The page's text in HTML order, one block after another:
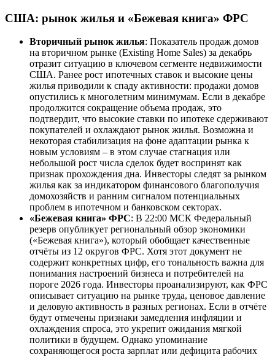
США: рынок жилья и «Бежевая книга» ФРС
Вторичный рынок жилья: Показатель продаж домов
на вторичном рынке (Existing Home Sales) за декабрь
отразит ситуацию в ключевом сегменте недвижимости
США. Ранее рост ипотечных ставок и высокие цены
жилья приводили к спаду активности: продажи домов
опустились к многолетним минимумам. Если в декабре
продолжится сокращение объема продаж, это
подтвердит, что высокие ставки по ипотеке сдерживают
покупателей и охлаждают рынок жилья. Возможна и
некоторая стабилизация на фоне адаптации рынка к
новым условиям – в этом случае стагнация или
небольшой рост числа сделок будет воспринят как
признак прохождения дна. Инвесторы следят за рынком
жилья как за индикатором финансового благополучия
домохозяйств и ранним сигналом потенциальных
проблем в ипотечном и банковском секторах.
«Бежевая книга» ФРС: В 22:00 МСК Федеральный
резерв опубликует региональный обзор экономики
(«Бежевая книга»), который обобщает качественные
отчёты из 12 округов ФРС. Хотя этот документ не
содержит конкретных цифр, его тональность важна для
понимания настроений бизнеса и потребителей на
пороге 2026 года. Инвесторы проанализируют, как ФРС
описывает ситуацию на рынке труда, ценовое давление
и деловую активность в разных регионах. Если в отчёте
будут отмечены признаки замедления инфляции и
охлаждения спроса, это укрепит ожидания мягкой
политики в будущем. Однако упоминание
сохраняющегося роста зарплат или дефицита рабочих